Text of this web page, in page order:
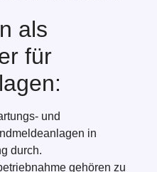
als
für
und
in
durch.
gehören zu